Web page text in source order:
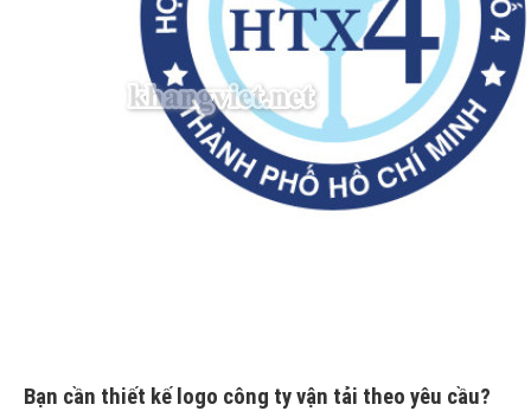
Bạn cần thiết kế logo công ty vận tải theo yêu cầu?